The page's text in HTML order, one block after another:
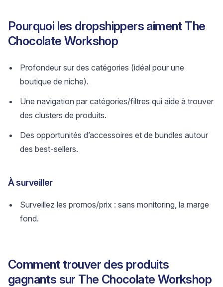
Pourquoi les dropshippers aiment The
Chocolate Workshop
Profondeur sur des catégories (idéal pour une
boutique de niche).
Une navigation par catégories/filtres qui aide à trouver
des clusters de produits.
Des opportunités d’accessoires et de bundles autour
des best-sellers.
À surveiller
Surveillez les promos/prix : sans monitoring, la marge
fond.
Comment trouver des produits
gagnants sur The Chocolate Workshop